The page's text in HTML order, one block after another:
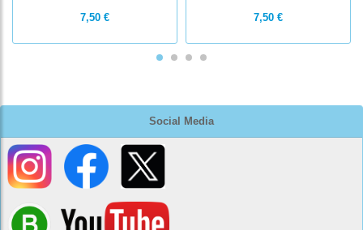
Social Media
7,50 € 7,50 €